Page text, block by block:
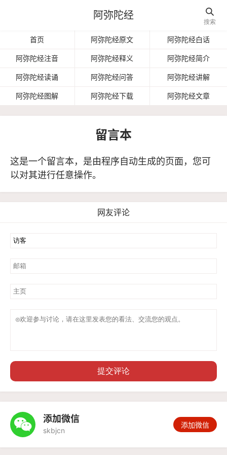
阿弥陀经 
搜索
首页 阿弥陀经原文 阿弥陀经白话
阿弥陀经注音 阿弥陀经释义 阿弥陀经简介
阿弥陀经读诵 阿弥陀经问答 阿弥陀经讲解
阿弥陀经图解 阿弥陀经下载 阿弥陀经文章
留言本
这是一个留言本，是由程序自动生成的页面，您可
以对其进行任意操作。
网友评论
提交评论
 添加微信
skbjcn
添加微信